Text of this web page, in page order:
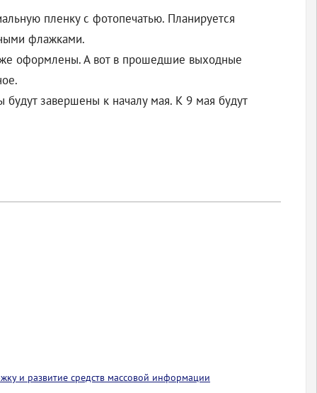
пленку с фотопечатью. Планируется
флажками.
оформлены. А вот в прошедшие выходные
завершены к началу мая. К 9 мая будут
и развитие средств массовой информации